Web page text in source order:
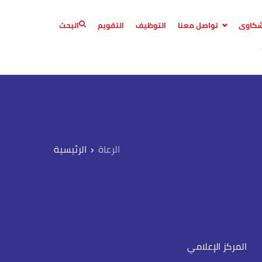
البحث التقويم التوظيف تواصل معنا
الرعاة
المركز الإعلامي